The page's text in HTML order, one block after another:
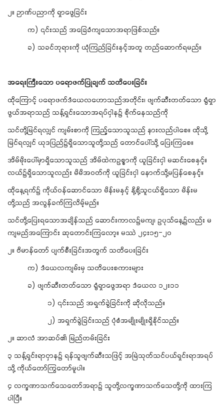
၂။ ဉာဏ်ပညာကို ရှာဖွေခြင်း
က) ၎င်းသည် အခြေခံကျသောအရာဖြစ်သည်။
ခ) သခင်ဘုရားကို ယုံကြည်ခြင်းနှင့်အတူ တည်ဆောက်ရမည်။
အရေးကြီးသော ပရောဖက်ပြုချက် သတိပေးခြင်း
ထိုကြောင့် ပရောဖက်ဒံယေလဟောသည်အတိုင်း၊ ဖျက်ဆီးတတ်သော ရွံရှာ
ဖွယ်အရာသည် သန့်ရှင်းသောအရပ်ငှါန၌ စိုက်နေသည်ကို
သင်တို့မြင်ရလျှင် ကျမ်းစာကို ကြည့်သောသူသည် နားလည်ပါစေ။ ထိုသို့
မြင်ရလျှင် ယုဒပြည်၌ရှိသောသူတို့သည် တောင်ပေါ်သို့ ပြေးကြစေ။
အိမ်မိုးပေါ်မှာရှိသောသူသည် အိမ်ထဲကဥစ္စာကို ယူခြင်းငှါ မဆင်းစေနှင့်။
လယ်၌ရှိသောသူလည်း မိမိအဝတ်ကို ယူခြင်းငှါ နောက်သို့မပြန်စေနှင့်။
ထိုနေ့ရက်၌ ကိုယ်ဝန်ဆောင်သော မိန်းမနှင့် နို့စို့သူငယ်ရှိသော မိန်းမ
တို့သည် အလွန်ခက်ကြလိမ့်မည်။
သင်တို့ပြေးရသောအချိန်သည် ဆောင်းကာလ၌မကျ၊ ဥပုသ်နေ့၌လည်း မ
ကျမည်အကြောင်း ဆုတောင်းကြလော့။ မဿဲ ၂၄း၁၅-၂ဝ
၂။ ဗိမာန်တော် ပျက်စီးခြင်းအတွက် သတိပေးခြင်း
က) ဒံယေလကျမ်းမှ သတိပေးစကားများ
ခ) ဖျက်ဆီးတတ်သော ရွံရှာဖွေအရာ ဒံယေလ ၁၂း၁၁
၁) ၎င်းသည် အရှက်ခွဲခြင်းကို ဆိုလိုသည်။
၂) အရှက်ခွဲခြင်းသည် ပုံစံအမျိုးမျိုးရှိနိုင်သည်။
၂။ ဆာလံ အာဆပ်၏ မြည်တမ်းခြင်း
၃ သန့်ရှင်းရာငှာန၌ ရန်သူဖျက်ဆီးသဖြင့် အမြဲသုတ်သင်ပယ်ရှင်းရာအရပ်
သို့ ကိုယ်တော်ကြွတော်မူပါ။
၄ လက္ခဏာသက်သေတော်အရာ၌ သူတို့လက္ခဏာသက်သေတို့ကို ထားကြ
ပါပြီ။